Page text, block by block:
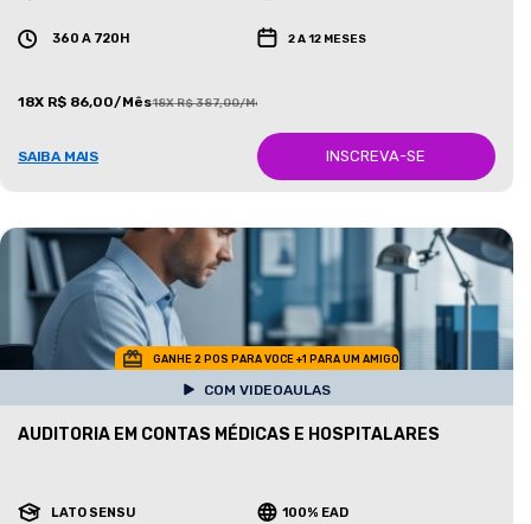
360 A 720H 2 A 12 MESES
18X R$ 86,00/Mês18X R$ 387,00/Mês
SAIBA MAIS INSCREVA-SE
GANHE 2 POS PARA VOCE +1 PARA UM AMIGO
COM VIDEOAULAS
AUDITORIA EM CONTAS MÉDICAS E HOSPITALARES
LATO SENSU 100% EAD